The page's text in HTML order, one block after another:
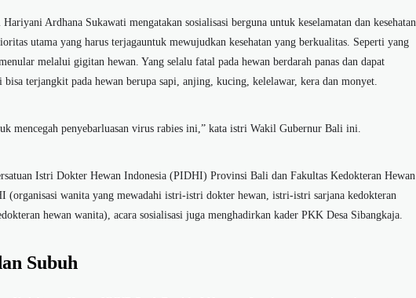
Ardhana Sukawati mengatakan sosialisasi berguna untuk keselamatan dan kesehatan
utama yang harus terjagauntuk mewujudkan kesehatan yang berkualitas. Seperti yang
melalui gigitan hewan. Yang selalu fatal pada hewan berdarah panas dan dapat
terjangkit pada hewan berupa sapi, anjing, kucing, kelelawar, kera dan monyet.
mencegah penyebarluasan virus rabies ini,” kata istri Wakil Gubernur Bali ini.
Istri Dokter Hewan Indonesia (PIDHI) Provinsi Bali dan Fakultas Kedokteran Hewan
wanita yang mewadahi istri-istri dokter hewan, istri-istri sarjana kedokteran
hewan wanita), acara sosialisasi juga menghadirkan kader PKK Desa Sibangkaja.
Subuh